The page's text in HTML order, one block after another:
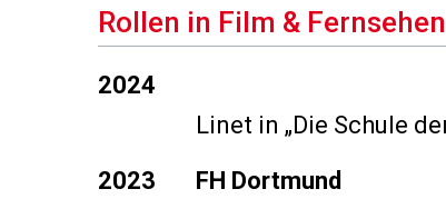
Rollen in Film & Fernsehen
2024
Linet in „Die Schule
2023
FH Dortmund